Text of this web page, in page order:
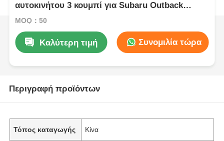
αυτοκινήτου 3 κουμπί για Subaru Outback
Forester 2011 - 2012
MOQ：50
Καλύτερη τιμή Συνομιλία τώρα
Περιγραφή προϊόντων
Τόπος καταγωγής Κίνα